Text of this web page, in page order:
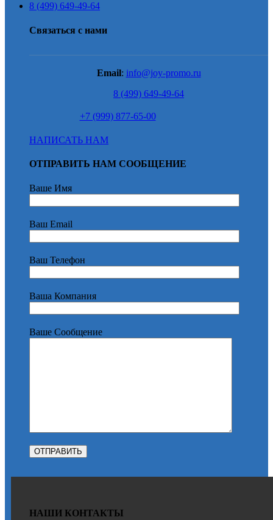
8 (499) 649-49-64
Связаться с нами
Email: info@joy-promo.ru
8 (499) 649-49-64
+7 (999) 877-65-00
НАПИСАТЬ НАМ
ОТПРАВИТЬ НАМ СООБЩЕНИЕ
Ваше Имя
Ваш Email
Ваш Телефон
Ваша Компания
Ваше Сообщение
НАШИ КОНТАКТЫ